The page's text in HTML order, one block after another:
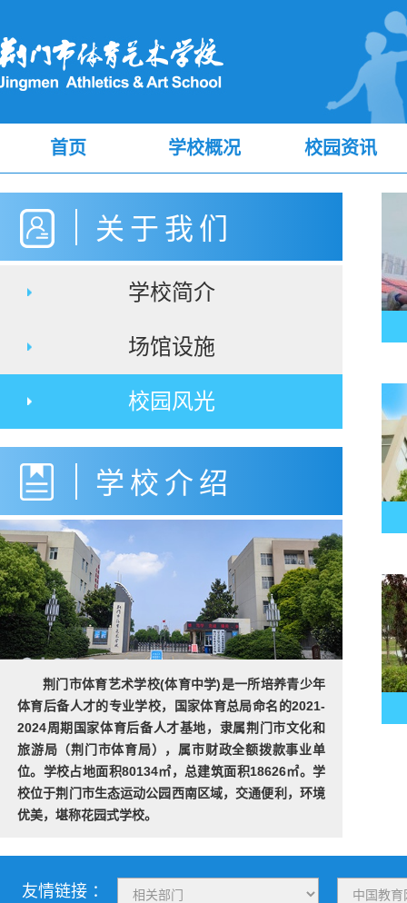
首页 学校概况 校园资讯
关于我们
学校简介
场馆设施
校园风光
学校介绍
荆门市体育艺术学校(体育中学)是一所培养青少年
体育后备人才的专业学校，国家体育总局命名的2021-
2024周期国家体育后备人才基地，隶属荆门市文化和
旅游局（荆门市体育局），属市财政全额拨款事业单
位。学校占地面积80134㎡，总建筑面积18626㎡。学
校位于荆门市生态运动公园西南区域，交通便利，环境
优美，堪称花园式学校。
友情链接 ：